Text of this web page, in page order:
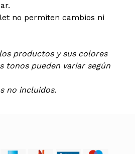
no permiten cambios ni
productos y sus colores
tonos pueden variar según
no incluidos.